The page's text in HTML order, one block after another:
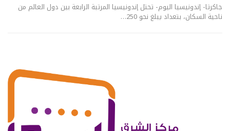
جاكرتا- إندونيسيا اليوم- تحتل إندونيسيا المرتبة الرابعة بين دول العالم من
ناحية السكان، بتعداد يبلغ نحو 250…